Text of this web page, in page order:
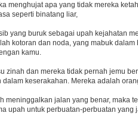
menghujat apa yang tidak mereka
seperti binatang liar,
yang buruk sebagai upah kejahatan
kotoran dan noda, yang mabuk
kamu.
zinah dan mereka tidak pernah jemu
dalam keserakahan. Mereka adalah
meninggalkan jalan yang benar, maka
upah untuk perbuatan-perbuatan yang